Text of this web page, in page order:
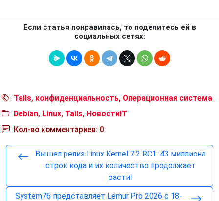
Если статья понравилась, то поделитесь ей в
социальных сетях:
Tails, конфиденциальность, Операционная система
Debian, Linux, Tails, НовостиIT
Кол-во комментариев: 0
Вышел релиз Linux Kernel 7.2 RC1: 43 миллиона
строк кода и их количество продолжает
расти!
System76 представляет Lemur Pro 2026 с 18-